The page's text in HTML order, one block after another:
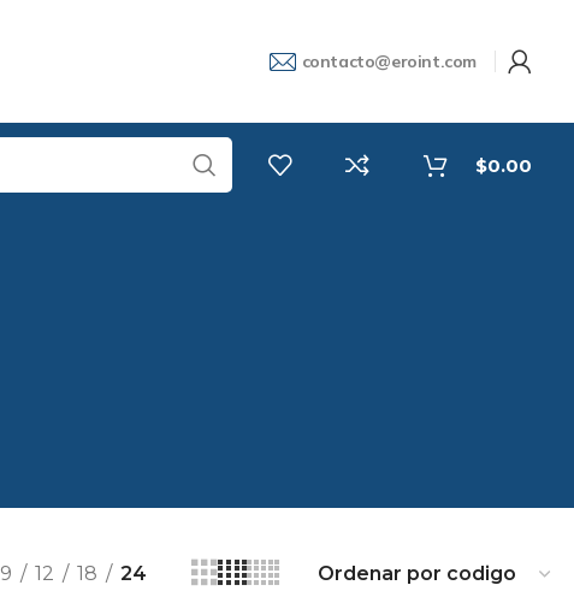
contacto@eroint.com
$0.00
9 12 18 24